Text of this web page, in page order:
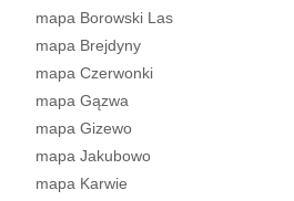
mapa Borowski Las
mapa Brejdyny
mapa Czerwonki
mapa Gązwa
mapa Gizewo
mapa Jakubowo
mapa Karwie